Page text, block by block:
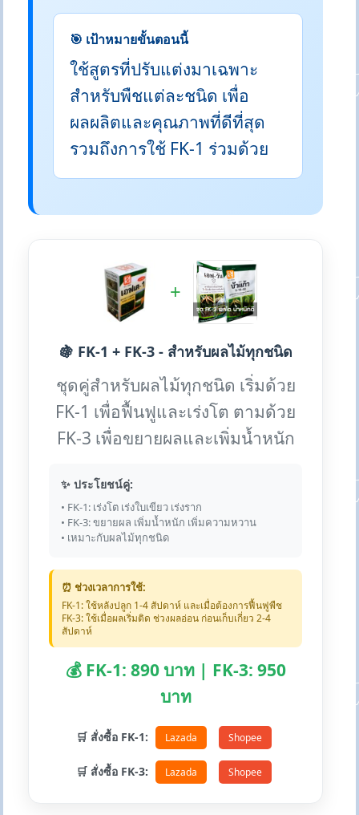
🎯 เป้าหมายขั้นตอนนี้
ใช้สูตรที่ปรับแต่งมาเฉพาะ
สำหรับพืชแต่ละชนิด เพื่อ
ผลผลิตและคุณภาพที่ดีที่สุด
รวมถึงการใช้ FK-1 ร่วมด้วย
+
🍇 FK-1 + FK-3 - สำหรับผลไม้ทุกชนิด
ชุดคู่สำหรับผลไม้ทุกชนิด เริ่มด้วย
FK-1 เพื่อฟื้นฟูและเร่งโต ตามด้วย
FK-3 เพื่อขยายผลและเพิ่มน้ำหนัก
✨ ประโยชน์คู่:
• FK-1: เร่งโต เร่งใบเขียว เร่งราก
• FK-3: ขยายผล เพิ่มน้ำหนัก เพิ่มความหวาน
• เหมาะกับผลไม้ทุกชนิด
⏰ ช่วงเวลาการใช้:
FK-1: ใช้หลังปลูก 1-4 สัปดาห์ และเมื่อต้องการฟื้นฟูพืช
FK-3: ใช้เมื่อผลเริ่มติด ช่วงผลอ่อน ก่อนเก็บเกี่ยว 2-4
สัปดาห์
💰 FK-1: 890 บาท | FK-3: 950
บาท
🛒 สั่งซื้อ FK-1: Lazada Shopee
🛒 สั่งซื้อ FK-3: Lazada Shopee